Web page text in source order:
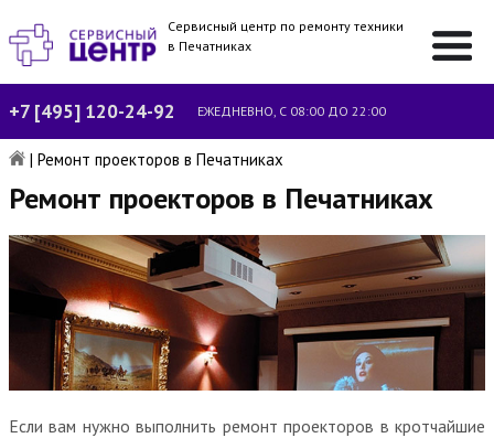
Сервисный центр по ремонту техники
в Печатниках
+7 [495] 120-24-92 ЕЖЕДНЕВНО, С 08:00 ДО 22:00
| Ремонт проекторов в Печатниках
Ремонт проекторов в Печатниках
Если вам нужно выполнить ремонт проекторов в кротчайшие